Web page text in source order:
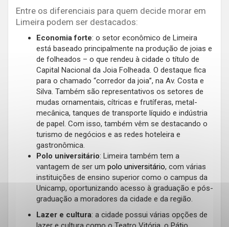
Entre os diferenciais para quem decide morar em
Limeira podem ser destacados:
Economia forte: o setor econômico de Limeira
está baseado principalmente na produção de joias e
de folheados – o que rendeu à cidade o título de
Capital Nacional da Joia Folheada. O destaque fica
para o chamado “corredor da joia”, na Av. Costa e
Silva. Também são representativos os setores de
mudas ornamentais, cítricas e frutíferas, metal-
mecânica, tanques de transporte líquido e indústria
de papel. Com isso, também vêm se destacando o
turismo de negócios e as redes hoteleira e
gastronômica.
Polo universitário: Limeira também tem a
vantagem de ser um polo universitário, com várias
instituições de ensino superior como o campus da
Unicamp, oportunizando acesso à graduação e pós-
graduação a moradores da cidade e da região.
Lazer e cultura: a cidade possui várias opções de